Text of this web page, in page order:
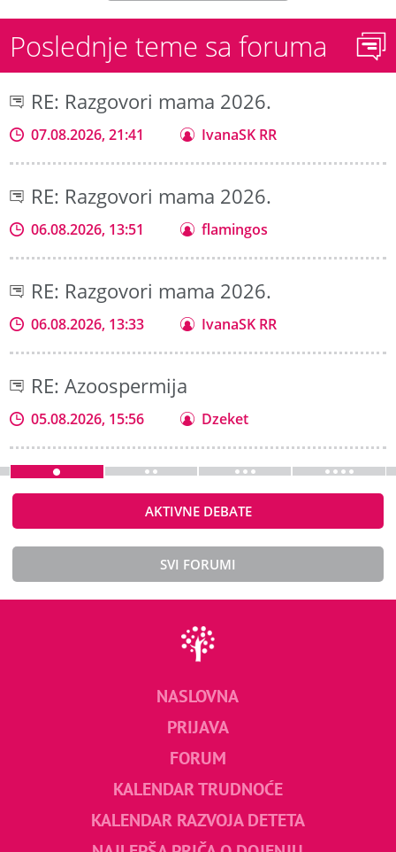
Poslednje teme sa foruma
RE: Razgovori mama 2026.
07.08.2026, 21:41 IvanaSK RR
RE: Razgovori mama 2026.
06.08.2026, 13:51 flamingos
RE: Razgovori mama 2026.
06.08.2026, 13:33 IvanaSK RR
RE: Azoospermija
05.08.2026, 15:56 Dzeket
AKTIVNE DEBATE
SVI FORUMI
NASLOVNA
PRIJAVA
FORUM
KALENDAR TRUDNOĆE
KALENDAR RAZVOJA DETETA